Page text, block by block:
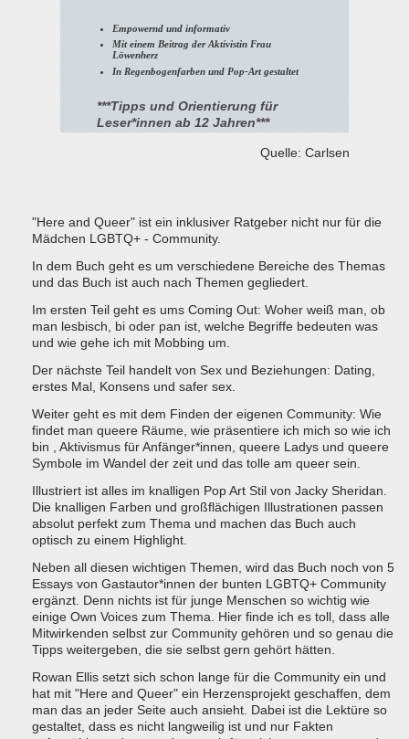
Empowernd und informativ
Mit einem Beitrag der Aktivistin Frau
Löwenherz
In Regenbogenfarben und Pop-Art gestaltet
***Tipps und Orientierung für
Leser*innen ab 12 Jahren***
Quelle: Carlsen
"Here and Queer" ist ein inklusiver Ratgeber nicht nur für die
Mädchen LGBTQ+ - Community.
In dem Buch geht es um verschiedene Bereiche des Themas
und das Buch ist auch nach Themen gegliedert.
Im ersten Teil geht es ums Coming Out: Woher weiß man, ob
man lesbisch, bi oder pan ist, welche Begriffe bedeuten was
und wie gehe ich mit Mobbing um.
Der nächste Teil handelt von Sex und Beziehungen: Dating,
erstes Mal, Konsens und safer sex.
Weiter geht es mit dem Finden der eigenen Community: Wie
findet man queere Räume, wie präsentiere ich mich so wie ich
bin , Aktivismus für Anfänger*innen, queere Ladys und queere
Symbole im Wandel der zeit und das tolle am queer sein.
Illustriert ist alles im knalligen Pop Art Stil von Jacky Sheridan.
Die knalligen Farben und großflächigen Illustrationen passen
absolut perfekt zum Thema und machen das Buch auch
optisch zu einem Highlight.
Neben all diesen wichtigen Themen, wird das Buch noch von 5
Essays von Gastautor*innen der bunten LGBTQ+ Community
ergänzt. Denn nichts ist für junge Menschen so wichtig wie
einige Own Voices zum Thema. Hier finde ich es toll, dass alle
Mitwirkenden selbst zur Community gehören und so genau die
Tipps weitergeben, die sie selbst gern gehört hätten.
Rowan Ellis setzt sich schon lange für die Community ein und
hat mit "Here and Queer" ein Herzensprojekt geschaffen, dem
man das an jeder Seite auch ansieht. Dabei ist die Lektüre so
gestaltet, dass es nicht langweilig ist und nur Fakten